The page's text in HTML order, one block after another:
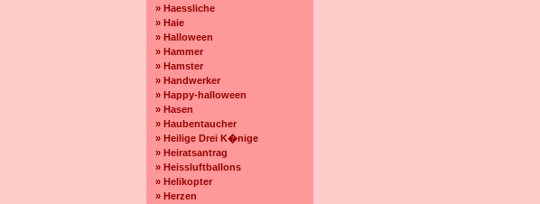
» Haessliche
» Haie
» Halloween
» Hammer
» Hamster
» Handwerker
» Happy-halloween
» Hasen
» Haubentaucher
» Heilige Drei K�nige
» Heiratsantrag
» Heissluftballons
» Helikopter
» Herzen